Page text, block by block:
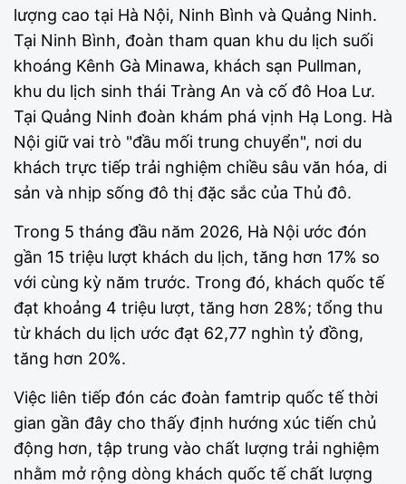
lượng cao tại Hà Nội, Ninh Bình và Quảng Ninh.
Tại Ninh Bình, đoàn tham quan khu du lịch suối
khoáng Kênh Gà Minawa, khách sạn Pullman,
khu du lịch sinh thái Tràng An và cố đô Hoa Lư.
Tại Quảng Ninh đoàn khám phá vịnh Hạ Long. Hà
Nội giữ vai trò "đầu mối trung chuyển", nơi du
khách trực tiếp trải nghiệm chiều sâu văn hóa, di
sản và nhịp sống đô thị đặc sắc của Thủ đô.
Trong 5 tháng đầu năm 2026, Hà Nội ước đón
gần 15 triệu lượt khách du lịch, tăng hơn 17% so
với cùng kỳ năm trước. Trong đó, khách quốc tế
đạt khoảng 4 triệu lượt, tăng hơn 28%; tổng thu
từ khách du lịch ước đạt 62,77 nghìn tỷ đồng,
tăng hơn 20%.
Việc liên tiếp đón các đoàn famtrip quốc tế thời
gian gần đây cho thấy định hướng xúc tiến chủ
động hơn, tập trung vào chất lượng trải nghiệm
nhằm mở rộng dòng khách quốc tế chất lượng